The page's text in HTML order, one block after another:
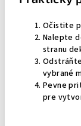
Očistite
Nalepte
stranu
vybrané
Pevne
pre